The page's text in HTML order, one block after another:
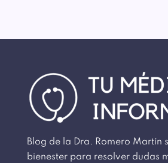
Blog de la Dra. Romero Martín
bienester para resolver dudas